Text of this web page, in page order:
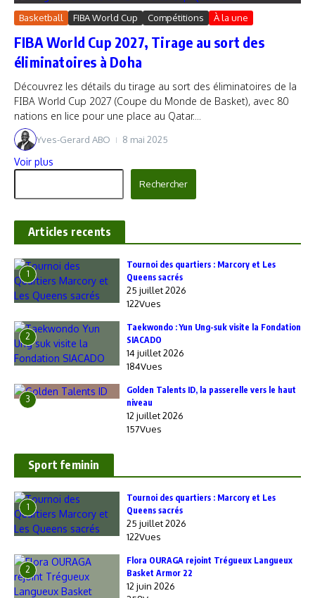
Basketball FIBA World Cup Compétitions À la une
FIBA World Cup 2027, Tirage au sort des
éliminatoires à Doha
Découvrez les détails du tirage au sort des éliminatoires de la
FIBA World Cup 2027 (Coupe du Monde de Basket), avec 80
nations en lice pour une place au Qatar....
Yves-Gerard ABO 8 mai 2025
Voir plus
Rechercher
Articles recents
1
‎Tournoi des quartiers : Marcory et Les
Queens sacrés
25 juillet 2026
122Vues
2
Taekwondo : Yun Ung-suk visite la Fondation
SIACADO
14 juillet 2026
184Vues
3
Golden Talents ID, la passerelle vers le haut
niveau
12 juillet 2026
157Vues
Sport feminin
1
‎Tournoi des quartiers : Marcory et Les
Queens sacrés
25 juillet 2026
122Vues
2
Flora OURAGA rejoint Trégueux Langueux
Basket Armor 22
12 juin 2026